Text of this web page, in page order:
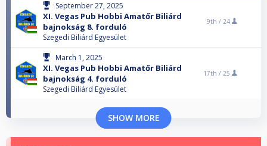
September 27, 2025
XI. Vegas Pub Hobbi Amatőr Biliárd
bajnokság 8. forduló
Szegedi Biliárd Egyesület
9th / 24
March 1, 2025
XI. Vegas Pub Hobbi Amatőr Biliárd
bajnokság 4. forduló
Szegedi Biliárd Egyesület
17th / 25
SHOW MORE